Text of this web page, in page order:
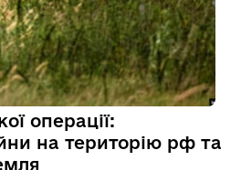
операції:
на територію рф та